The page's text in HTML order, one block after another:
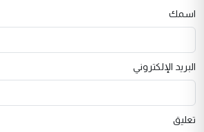
اسمك
البريد الإلكتروني
تعليق